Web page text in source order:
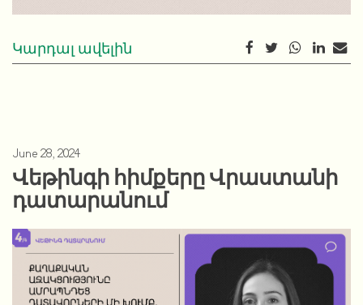
Կարդալ ավելին
June 28, 2024
Վեթինգի հիմքերը Վրաստանի
դատարանում